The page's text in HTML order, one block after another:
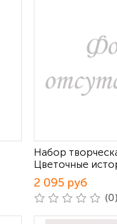
Набор
Цветочные
2 095 руб